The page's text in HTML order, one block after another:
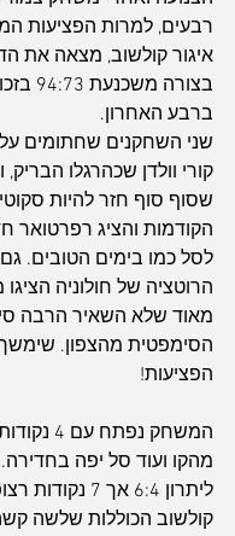
רבעים, למרות הפציעות
איגור קולשוב, מצאה את
ברבע האחרון.
שני השחקנים שחתומים
קורי וולדן שכהרגלו הבריק,
שסוף סוף חזר להיות
הקודמות והציג רפרטואר
לסל כמו בימים הטובים.
הרוטציה של חולוניה
מאוד שלא השאיר הרבה
הסימפטית מהצפון.
הפציעות!
מהקו ועוד סל יפה בחדירה.
ליתרון 6:4 אך 7
קולשוב הכוללות שלשה